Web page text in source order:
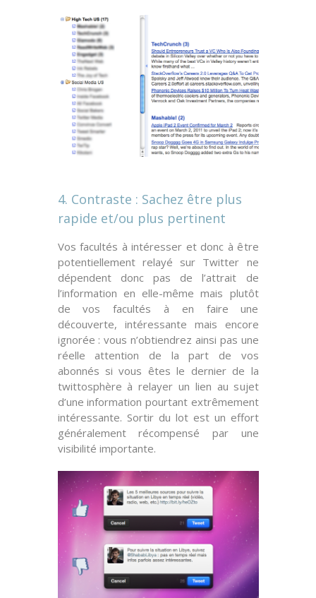
4. Contraste : Sachez être plus
rapide et/ou plus pertinent
Vos facultés à intéresser et donc à être
potentiellement relayé sur Twitter ne
dépendent donc pas del’attrait de
l’information en elle-même mais plutôt
de vos facultés à en faire une
découverte, intéressante mais encore
ignorée : vous n’obtiendrez ainsi pas une
réelle attention de la part de vos
abonnés si vous êtes le dernier de la
twittosphère à relayer un lien au sujet
d’une information pourtant extrêmement
intéressante. Sortir du lotest un effort
généralement récompensé par une
visibilité importante.